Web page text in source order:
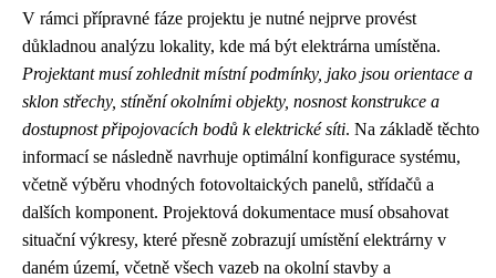
V rámci přípravné fáze projektu je nutné nejprve provést
důkladnou analýzu lokality, kde má být elektrárna umístěna.
Projektant musí zohlednit místní podmínky, jako jsou orientace a
sklon střechy, stínění okolními objekty, nosnost konstrukce a
dostupnost připojovacích bodů k elektrické síti. Na základě těchto
informací se následně navrhuje optimální konfigurace systému,
včetně výběru vhodných fotovoltaických panelů, střídačů a
dalších komponent. Projektová dokumentace musí obsahovat
situační výkresy, které přesně zobrazují umístění elektrárny v
daném území, včetně všech vazeb na okolní stavby a